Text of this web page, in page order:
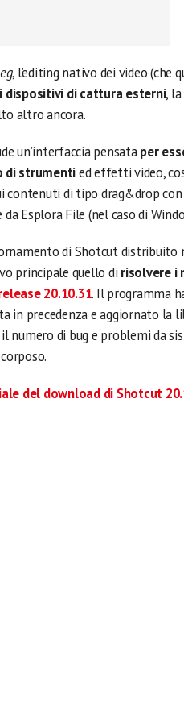
, l’editing nativo dei video (che
dispositivi di cattura esterni,
altro ancora.
un’interfaccia pensataper
di strumentied effetti video,
contenuti di tipo drag&drop
Esplora File (nel caso di
di Shotcut distribuito
principale quello di risolvere i
20.10.31. Il programma
in precedenza e aggiornato la
numero di bug e problemi da
del download di Shotcut